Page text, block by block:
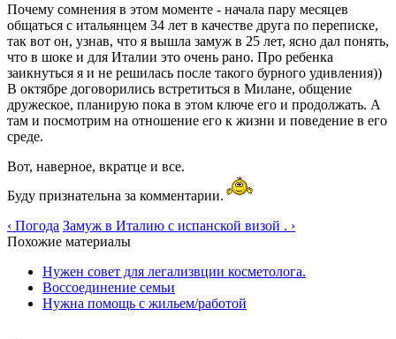
Почему сомнения в этом моменте - начала пару месяцев
общаться с итальянцем 34 лет в качестве друга по переписке,
так вот он, узнав, что я вышла замуж в 25 лет, ясно дал понять,
что в шоке и для Италии это очень рано. Про ребенка
заикнуться я и не решилась после такого бурного удивления))
В октябре договорились встретиться в Милане, общение
дружеское, планирую пока в этом ключе его и продолжать. А
там и посмотрим на отношение его к жизни и поведение в его
среде.
Вот, наверное, вкратце и все.
Буду признательна за комментарии.
‹ Погода Замуж в Италию с испанской визой . ›
Похожие материалы
Нужен совет для легализвции косметолога.
Воссоединение семьи
Нужна помощь с жильем/работой